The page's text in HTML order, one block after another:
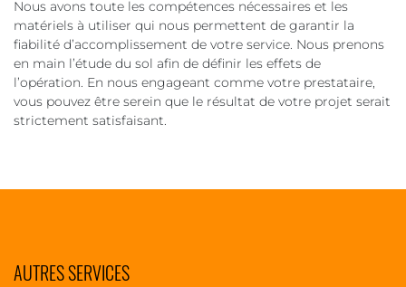
Nous avons toute les compétences nécessaires et les
matériels à utiliser qui nous permettent de garantir la
fiabilité d’accomplissement de votre service. Nous prenons
en main l’étude du sol afin de définir les effets de
l’opération. En nous engageant comme votre prestataire,
vous pouvez être serein que le résultat de votre projet serait
strictement satisfaisant.
AUTRES SERVICES